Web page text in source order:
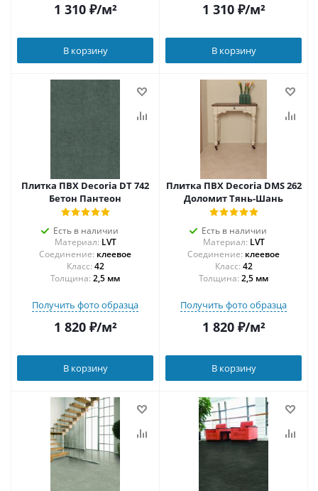
1 310₽/м²
В корзину
1 310₽/м²
В корзину
Плитка ПВХ Decoria DT 742
Бетон Пантеон
Есть в наличии
Материал: LVT
Соединение: клеевое
42
Толщина: 2,5 мм
Получить фото образца
1 820₽/м²
В корзину
Плитка ПВХ Decoria DMS 262
Доломит Тянь-Шань
Есть в наличии
Материал: LVT
Соединение: клеевое
42
Толщина: 2,5 мм
Получить фото образца
1 820₽/м²
В корзину